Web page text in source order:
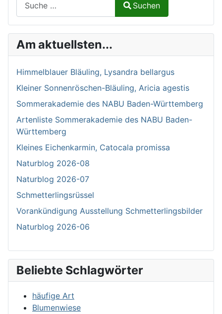
Suchen
Am aktuellsten...
Himmelblauer Bläuling, Lysandra bellargus
Kleiner Sonnenröschen-Bläuling, Aricia agestis
Sommerakademie des NABU Baden-Württemberg
Artenliste Sommerakademie des NABU Baden-
Württemberg
Kleines Eichenkarmin, Catocala promissa
Naturblog 2026-08
Naturblog 2026-07
Schmetterlingsrüssel
Vorankündigung Ausstellung Schmetterlingsbilder
Naturblog 2026-06
Beliebte Schlagwörter
häufige Art
Blumenwiese